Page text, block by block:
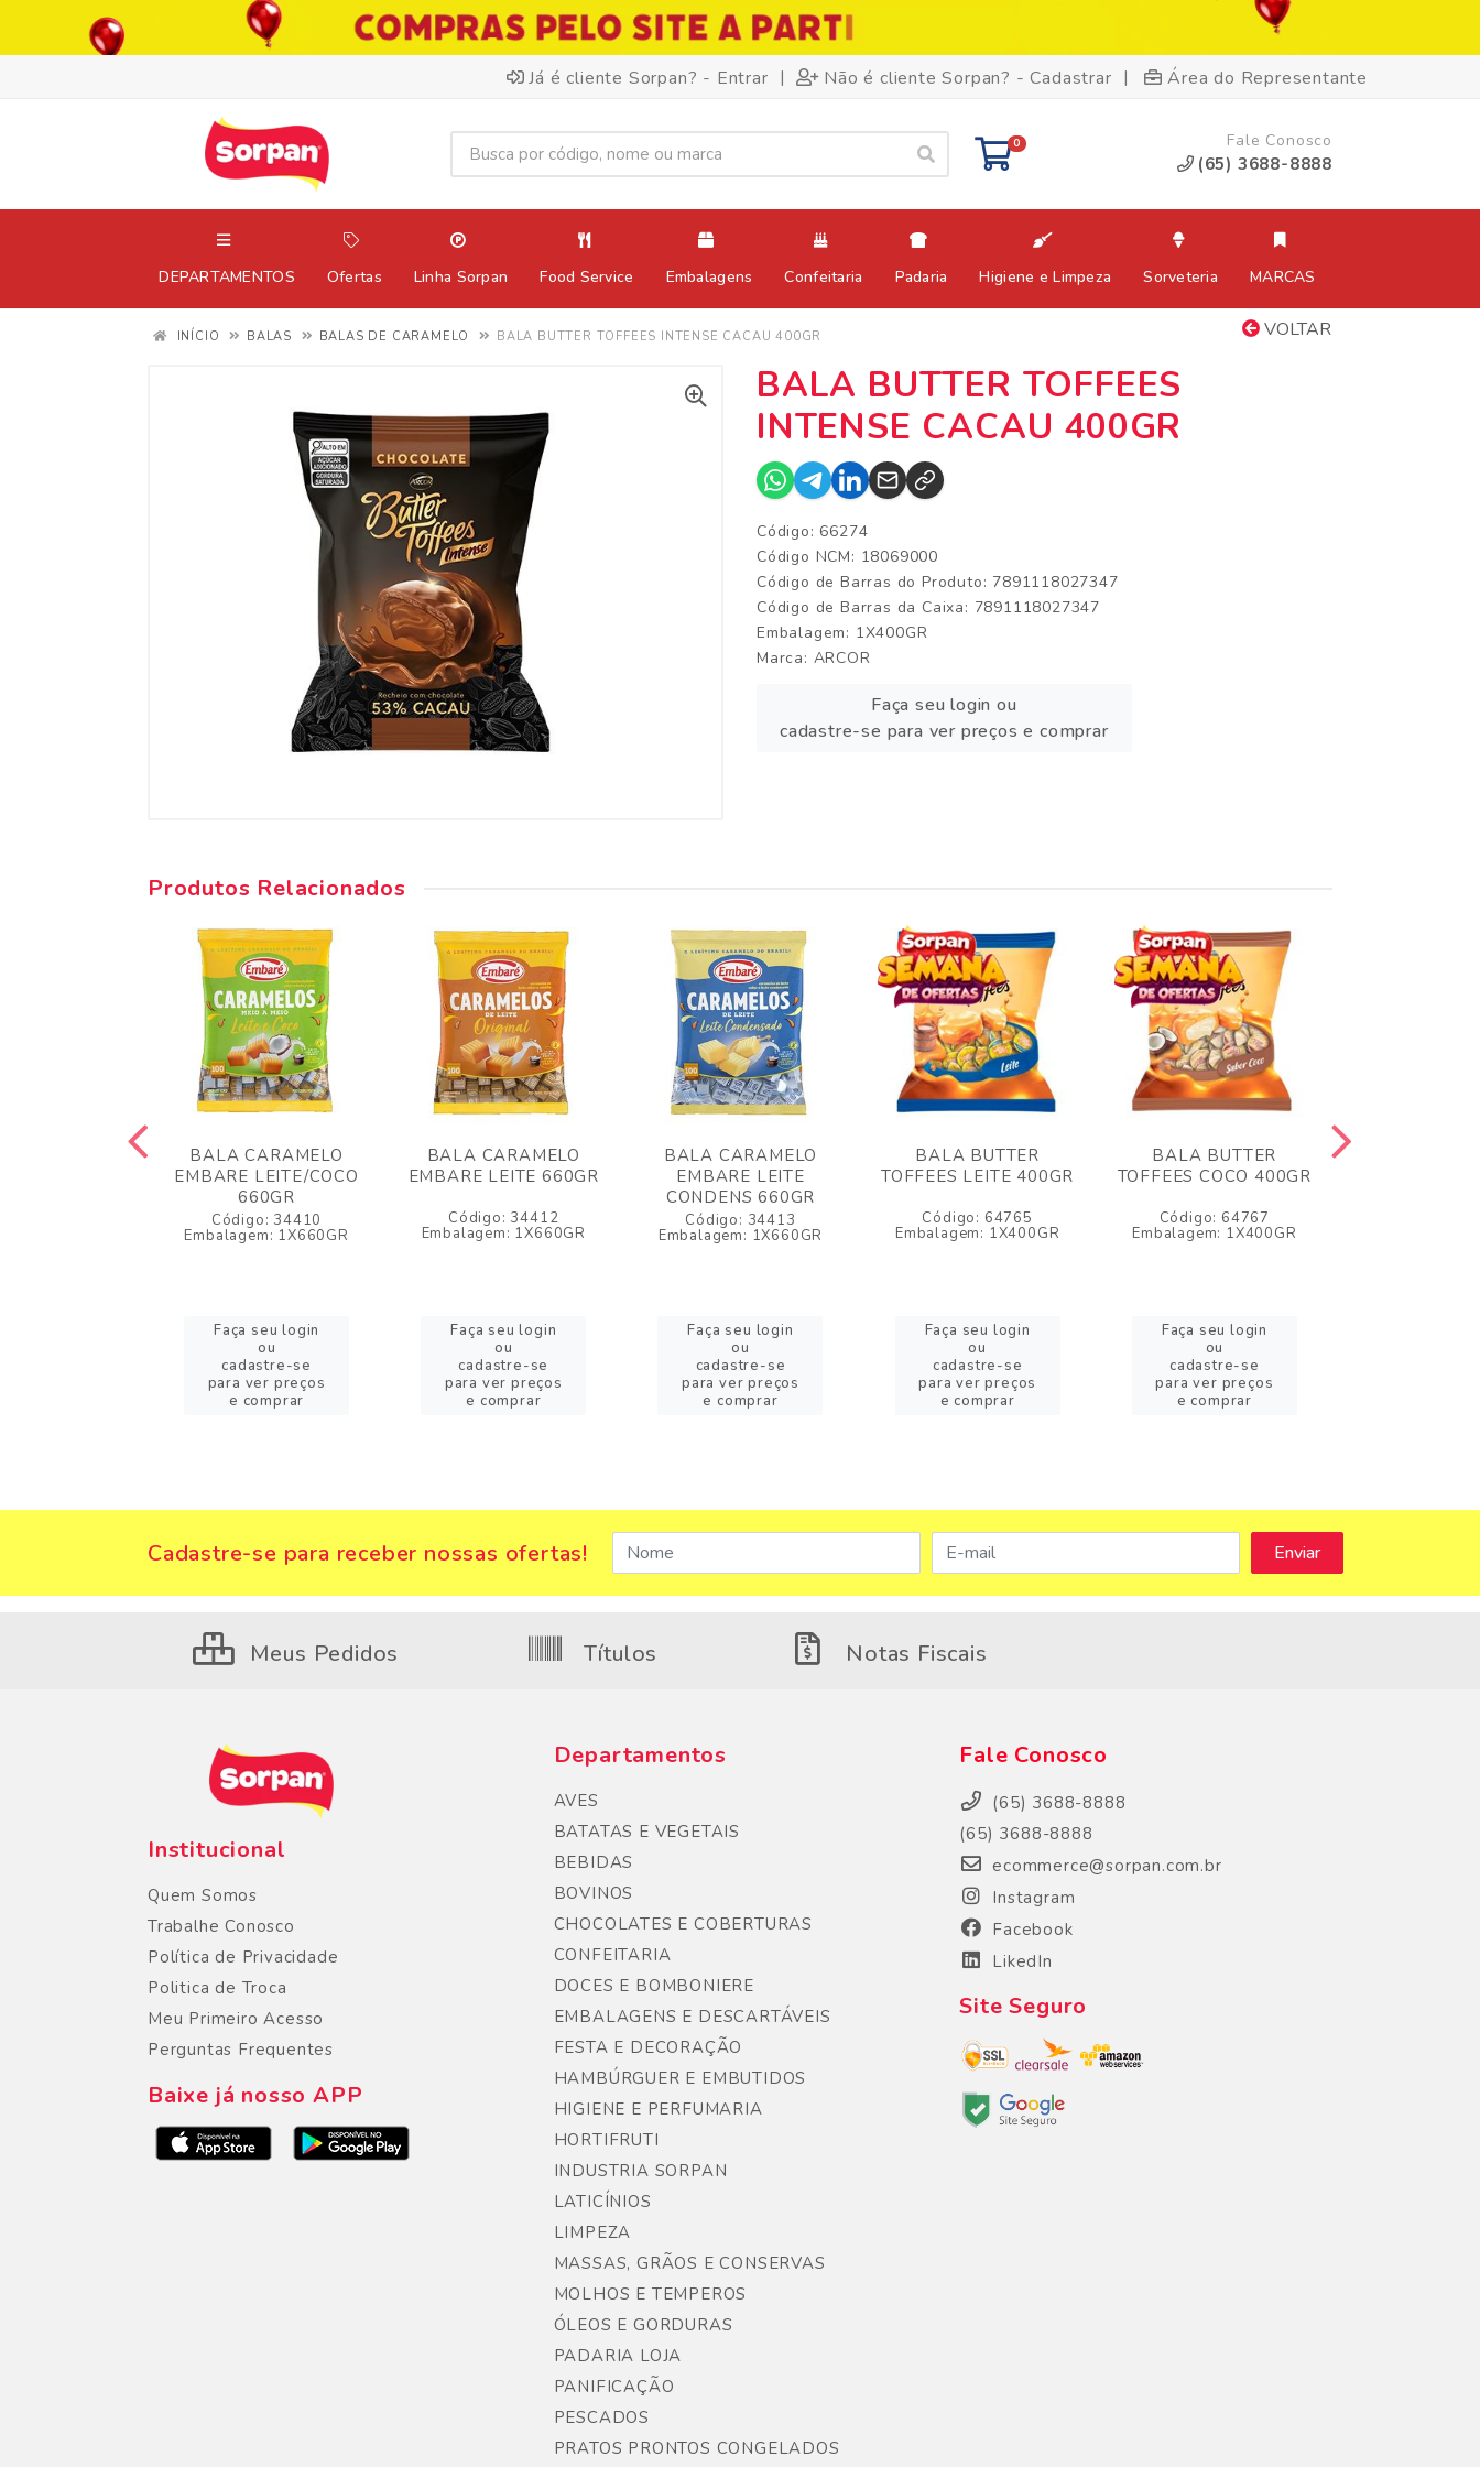
Já é cliente Sorpan? - Entrar | Não é cliente Sorpan? - Cadastrar | Área do Representante
0 Fale Conosco
(65) 3688-8888
DEPARTAMENTOS Ofertas Linha Sorpan Food Service Embalagens Confeitaria Padaria Higiene e Limpeza Sorveteria MARCAS
VOLTAR
INÍCIO BALAS BALAS DE CARAMELO BALA BUTTER TOFFEES INTENSE CACAU 400GR
BALA BUTTER TOFFEES
INTENSE CACAU 400GR
Código: 66274
Código NCM: 18069000
Código de Barras do Produto: 7891118027347
Código de Barras da Caixa: 7891118027347
Embalagem: 1X400GR
Marca: ARCOR
Faça seu login ou
cadastre-se para ver preços e comprar
Produtos Relacionados
BALA CARAMELO
EMBARE LEITE/COCO
660GR
Código: 34410
Embalagem: 1X660GR
Faça seu login
ou
cadastre-se
para ver preços
e comprar
BALA CARAMELO
EMBARE LEITE 660GR
Código: 34412
Embalagem: 1X660GR
Faça seu login
ou
cadastre-se
para ver preços
e comprar
BALA CARAMELO
EMBARE LEITE
CONDENS 660GR
Código: 34413
Embalagem: 1X660GR
Faça seu login
ou
cadastre-se
para ver preços
e comprar
BALA BUTTER
TOFFEES LEITE 400GR
Código: 64765
Embalagem: 1X400GR
Faça seu login
ou
cadastre-se
para ver preços
e comprar
BALA BUTTER
TOFFEES COCO 400GR
Código: 64767
Embalagem: 1X400GR
Faça seu login
ou
cadastre-se
para ver preços
e comprar
Cadastre-se para receber nossas ofertas!
Meus Pedidos Títulos Notas Fiscais
Institucional
Quem Somos
Trabalhe Conosco
Política de Privacidade
Politica de Troca
Meu Primeiro Acesso
Perguntas Frequentes
Baixe já nosso APP
Departamentos
AVES
BATATAS E VEGETAIS
BEBIDAS
BOVINOS
CHOCOLATES E COBERTURAS
CONFEITARIA
DOCES E BOMBONIERE
EMBALAGENS E DESCARTÁVEIS
FESTA E DECORAÇÃO
HAMBÚRGUER E EMBUTIDOS
HIGIENE E PERFUMARIA
HORTIFRUTI
INDUSTRIA SORPAN
LATICÍNIOS
LIMPEZA
MASSAS, GRÃOS E CONSERVAS
MOLHOS E TEMPEROS
ÓLEOS E GORDURAS
PADARIA LOJA
PANIFICAÇÃO
PESCADOS
PRATOS PRONTOS CONGELADOS
Fale Conosco
(65) 3688-8888
(65) 3688-8888
ecommerce@sorpan.com.br
Instagram
Facebook
LikedIn
Site Seguro